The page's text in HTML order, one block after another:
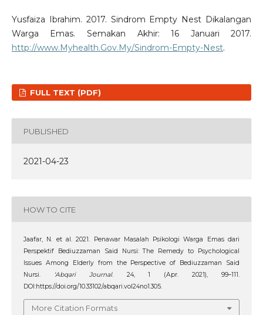
Yusfaiza Ibrahim. 2017. Sindrom Empty Nest Dikalangan
Warga Emas. Semakan Akhir: 16 Januari 2017.
http://www.Myhealth.Gov.My/Sindrom-Empty-Nest.
FULL TEXT (PDF)
PUBLISHED
2021-04-23
HOW TO CITE
Jaafar, N. et al. 2021. Penawar Masalah Psikologi Warga Emas dari
Perspektif Bediuzzaman Said Nursi: The Remedy to Psychological
Issues Among Elderly from the Perspective of Bediuzzaman Said
Nursi.
‘Abqari Journal. 24, 1 (Apr. 2021), 99–111.
DOI:https://doi.org/10.33102/abqari.vol24no1.305.
More Citation Formats